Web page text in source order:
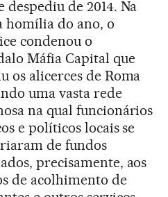
despediu de 2014. Na
homília do ano, o
condenou o
Máfia Capital que
os alicerces de Roma
uma vasta rede
na qual funcionários
e políticos locais se
de fundos
precisamente, aos
de acolhimento de